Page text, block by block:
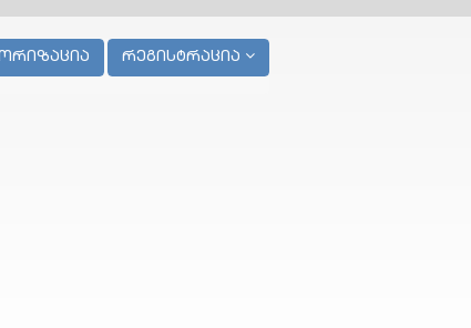
რეგისტრაცია